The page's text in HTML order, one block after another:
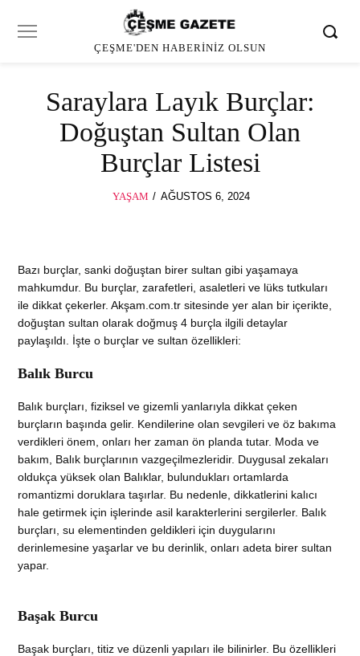
ÇEŞME'DEN HABERINIZ OLSUN
Saraylara Layık Burçlar:
Doğuştan Sultan Olan
Burçlar Listesi
YAŞAM
POSTED
AĞUSTOS 6, 2024
Bazı burçlar, sanki doğuştan birer sultan gibi yaşamaya
mahkumdur. Bu burçlar, zarafetleri, asaletleri ve lüks tutkuları
ile dikkat çekerler. Akşam.com.tr sitesinde yer alan bir içerikte,
doğuştan sultan olarak doğmuş 4 burçla ilgili detaylar
paylaşıldı. İşte o burçlar ve sultan özellikleri:
Balık Burcu
Balık burçları, fiziksel ve gizemli yanlarıyla dikkat çeken
burçların başında gelir. Kendilerine olan sevgileri ve öz bakıma
verdikleri önem, onları her zaman ön planda tutar. Moda ve
bakım, Balık burçlarının vazgeçilmezleridir. Duygusal zekaları
oldukça yüksek olan Balıklar, bulundukları ortamlarda
romantizmi doruklara taşırlar. Bu nedenle, dikkatlerini kalıcı
hale getirmek için işlerinde asil karakterlerini sergilerler. Balık
burçları, su elementinden geldikleri için duygularını
derinlemesine yaşarlar ve bu derinlik, onları adeta birer sultan
yapar.
Başak Burcu
Başak burçları, titiz ve düzenli yapıları ile bilinirler. Bu özellikleri